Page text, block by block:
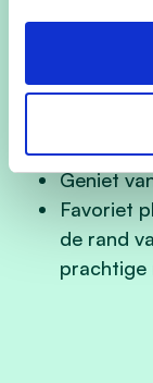
gelijk
Lust wel
Houdt
schlagers.
Geniet
Favoriet
de rand
prachtige